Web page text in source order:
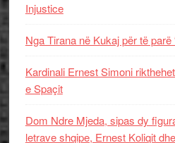
Injustice
Nga Tirana në Kukaj për të parë
Kardinali Ernest Simoni
e Spaçit
Dom Ndre Mjeda, sipas dy
letrave shqipe, Ernest Koliqit